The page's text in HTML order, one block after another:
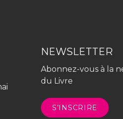
NEWSLETTER
Abonnez-vous à la
du Livre
S’INSCRIRE